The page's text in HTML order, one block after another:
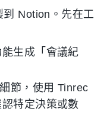
到 Notion。先在工
生成「會議紀
節，使用 Tinrec
特定決策或數